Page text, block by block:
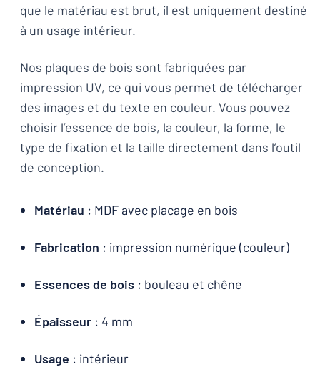
que le matériau est brut, il est uniquement destiné
à un usage intérieur.
Nos plaques de bois sont fabriquées par
impression UV, ce qui vous permet de télécharger
des images et du texte en couleur. Vous pouvez
choisir l’essence de bois, la couleur, la forme, le
type de fixation et la taille directement dans l’outil
de conception.
Matériau : MDF avec placage en bois
Fabrication : impression numérique (couleur)
Essences de bois : bouleau et chêne
Épaisseur : 4 mm
Usage : intérieur